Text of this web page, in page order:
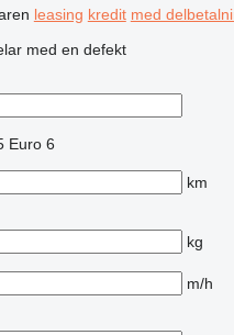
leasing kredit med
med en defekt
Euro 6
km
kg
m/h